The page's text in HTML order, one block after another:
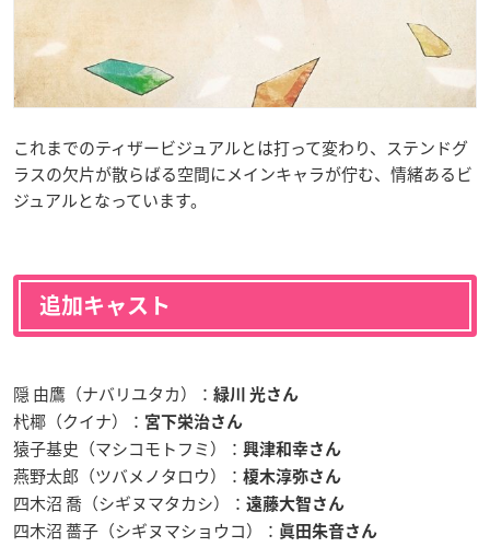
これまでのティザービジュアルとは打って変わり、ステンドグ
ラスの欠片が散らばる空間にメインキャラが佇む、情緒あるビ
ジュアルとなっています。
追加キャスト
隠 由鷹（ナバリユタカ）： 緑川 光さん
杙椰（クイナ）： 宮下栄治さん
猿子基史（マシコモトフミ）： 興津和幸さん
燕野太郎（ツバメノタロウ）： 榎木淳弥さん
四木沼 喬（シギヌマタカシ）： 遠藤大智さん
四木沼 薔子（シギヌマショウコ）： 眞田朱音さん